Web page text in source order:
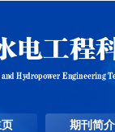
期刊简介